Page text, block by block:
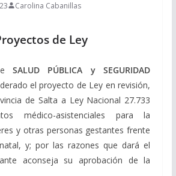
Carolina Cabanillas
de Ley
SALUD PÚBLICA y SEGURIDAD
el proyecto de Ley en revisión,
de Salta a Ley Nacional 27.733
médico-asistenciales para la
y otras personas gestantes frente
y; por las razones que dará el
aconseja su aprobación de la